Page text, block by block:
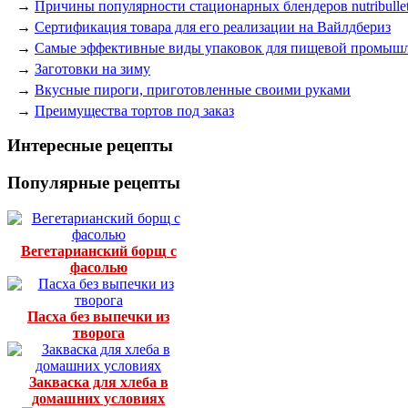
→ Причины популярности стационарных блендеров
→ Сертификация товара для его реализации на Вайлдбериз
→ Самые эффективные виды упаковок для пищевой
→ Заготовки на зиму
→ Вкусные пироги, приготовленные своими руками
→ Преимущества тортов под заказ
Интересные рецепты
Популярные рецепты
Вегетарианский борщ с
фасолью
Пасха без выпечки из
творога
Закваска для хлеба в
домашних условиях